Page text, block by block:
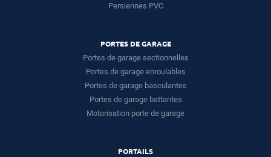
Persiennes PVC
PORTES DE GARAGE
Portes de garage sectionnelles
Portes de garage enroulables
Portes de garage basculantes
Portes de garage battantes
Motorisation porte de garage
PORTAILS